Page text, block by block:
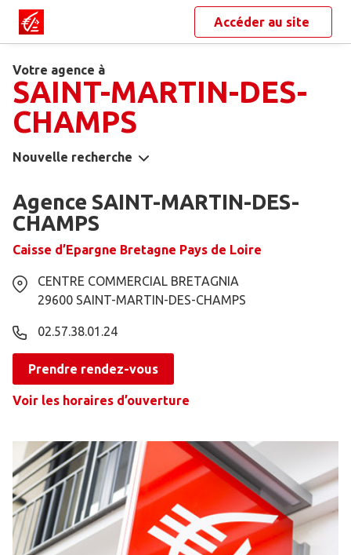
Accéder au site
Votre agence à
SAINT-MARTIN-DES-
CHAMPS
Nouvelle recherche
Agence SAINT-MARTIN-DES-
CHAMPS
Caisse d’Epargne Bretagne Pays de Loire
CENTRE COMMERCIAL BRETAGNIA
29600 SAINT-MARTIN-DES-CHAMPS
02.57.38.01.24
Prendre rendez-vous
Voir les horaires d’ouverture